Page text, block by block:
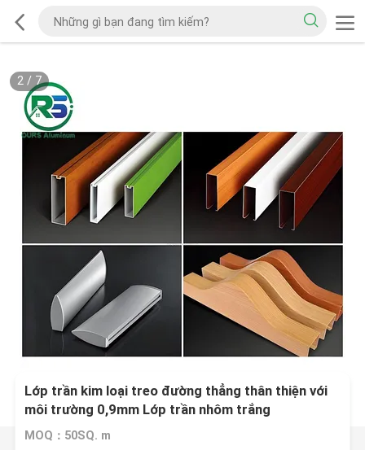
2/ 7
Lớp trần kim loại treo đường thẳng thân thiện với
môi trường 0,9mm Lớp trần nhôm trắng
MOQ：50SQ. m